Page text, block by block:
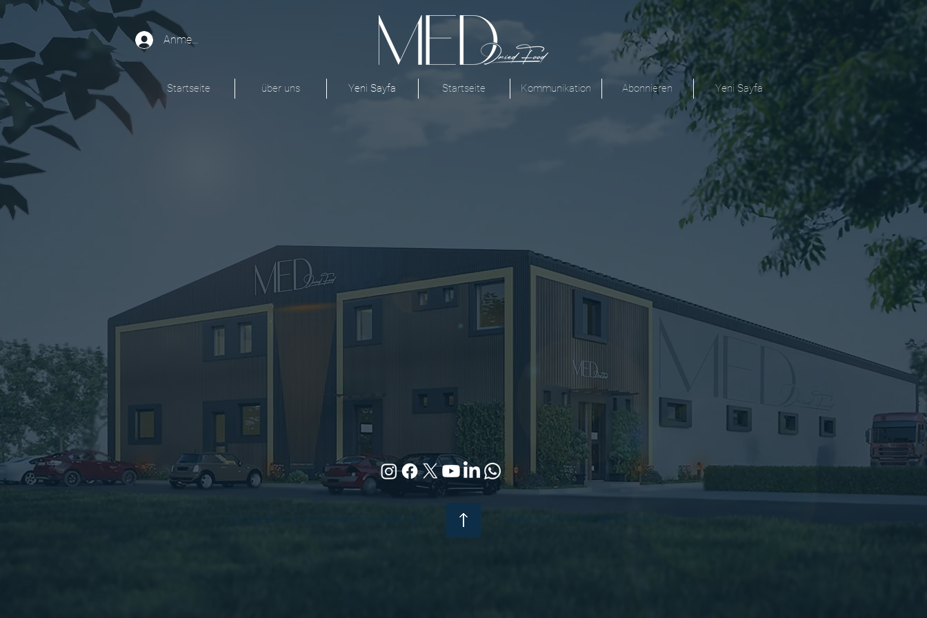
Anmelden
Startseite über uns Yeni Sayfa Startseite Kommunikation Abonnieren Yeni Sayfa
MED Dried Food © 2035 Alle Rechte vorbehalten.
Datenschutzrichtli
nie
Cookie-Richtlinie